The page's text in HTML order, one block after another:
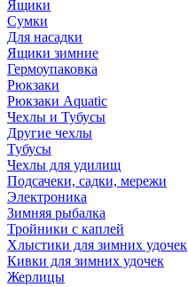
Ящики
Сумки
Для насадки
Ящики зимние
Гермоупаковка
Рюкзаки
Рюкзаки Aquatic
Чехлы и Тубусы
Другие чехлы
Тубусы
Чехлы для удилищ
Подсачеки, садки, мережи
Электроника
Зимняя рыбалка
Тройники с каплей
Хлыстики для зимних удочек
Кивки для зимних удочек
Жерлицы